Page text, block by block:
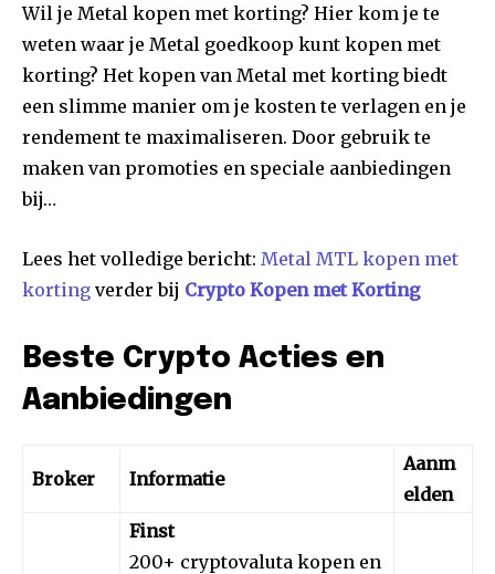
Wil je Metal kopen met korting? Hier kom je te
weten waar je Metal goedkoop kunt kopen met
korting? Het kopen van Metal met korting biedt
een slimme manier om je kosten te verlagen en je
rendement te maximaliseren. Door gebruik te
maken van promoties en speciale aanbiedingen
bij…
Lees het volledige bericht: Metal MTL kopen met
korting verder bij Crypto Kopen met Korting
Beste Crypto Acties en
Aanbiedingen
Broker Informatie
Aanm
elden
Finst
200+ cryptovaluta kopen en